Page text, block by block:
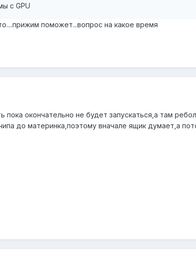
с GPU
поможет...вопрос на какое время
пока окончательно не будет запускаться,а там
до материнка,поэтому вначале ящик думает,а